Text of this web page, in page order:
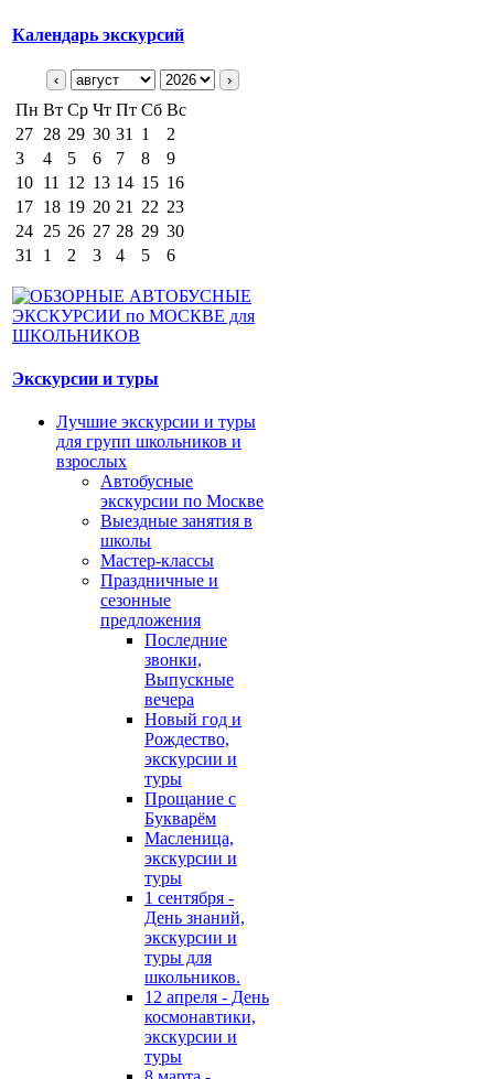
Календарь экскурсий
‹ ›
Пн Вт Ср Чт Пт Сб Вс
27 28 29 30 31 1
2
3
4 5 6 7 8
9
10 11 12 13 14 15 16
17 18 19 20 21 22 23
24 25 26 27 28 29 30
31
1 2 3 4 5 6
Экскурсии и туры
Лучшие экскурсии и туры
для групп школьников и
взрослых
Автобусные
экскурсии по Москве
Выездные занятия в
школы
Мастер-классы
Праздничные и
сезонные
предложения
Последние
звонки,
Выпускные
вечера
Новый год и
Рождество,
экскурсии и
туры
Прощание с
Букварём
Масленица,
экскурсии и
туры
1 сентября -
День знаний,
экскурсии и
туры для
школьников.
12 апреля - День
космонавтики,
экскурсии и
туры